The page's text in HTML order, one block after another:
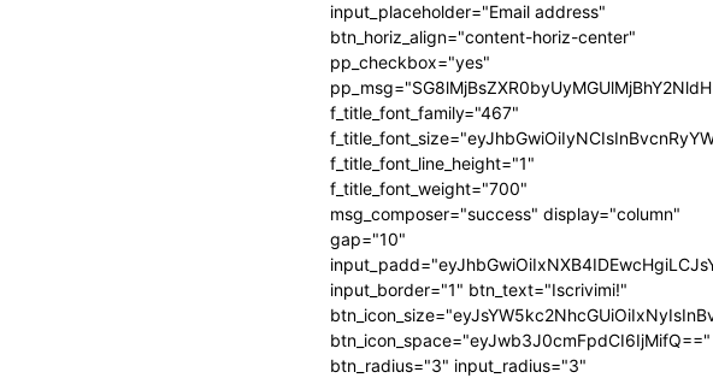
input_placeholder="Email address"
btn_horiz_align="content-horiz-center"
pp_checkbox="yes"
f_title_font_family="467"
f_title_font_line_height="1"
f_title_font_weight="700"
msg_composer="success" display="column"
gap="10"
input_border="1" btn_text="Iscrivimi!"
btn_icon_space="eyJwb3J0cmFpdCI6IjMifQ=="
btn_radius="3" input_radius="3"